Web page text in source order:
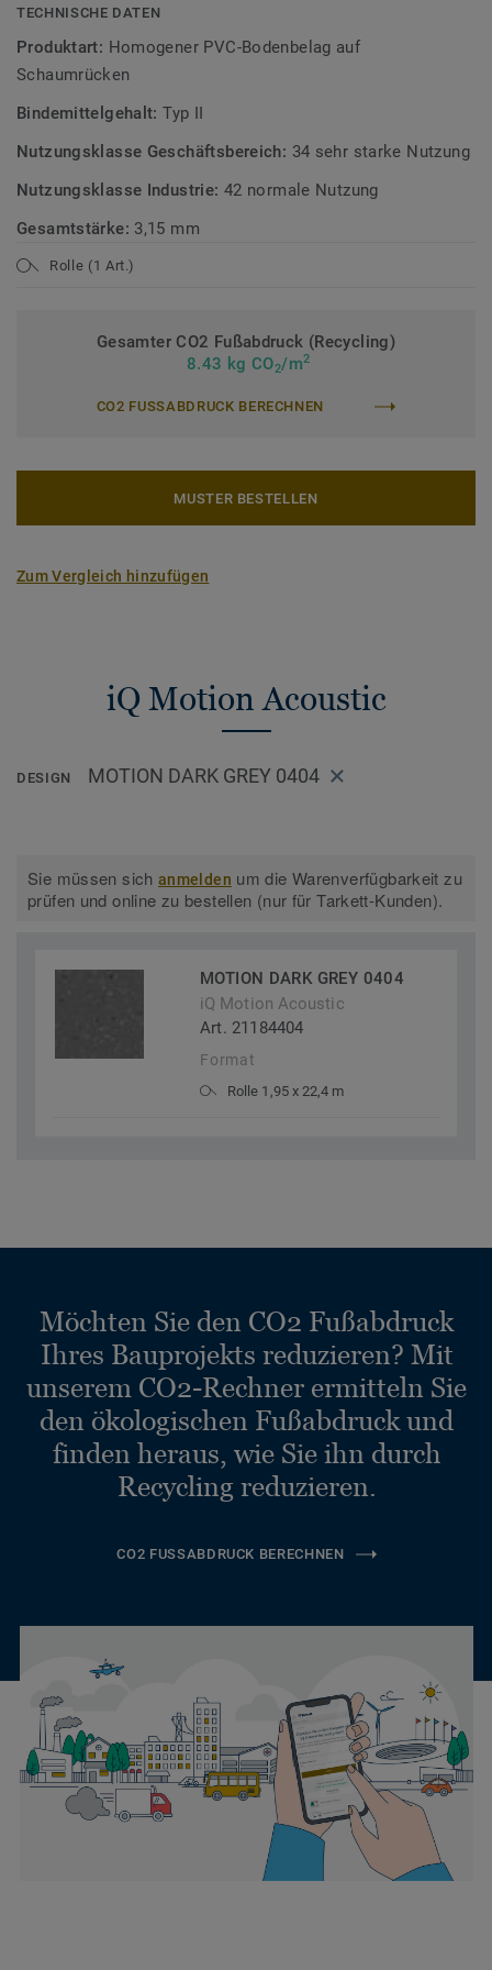
iQ Motion Acoustic ist auch als Kompaktvariante iQ
Motion ohne integrierte Trittschalldämmung verfügbar.
Diese Kollektion ist Teil unserer
TECHNISCHE DATEN
Produktart: Homogener PVC-Bodenbelag auf
Schaumrücken
Bindemittelgehalt:Typ II
Nutzungsklasse Geschäftsbereich: 34 sehr starke Nutzung
Nutzungsklasse Industrie: 42 normale Nutzung
Gesamtstärke: 3,15 mm
Rolle (1 Art.)
Gesamter CO2 Fußabdruck (Recycling)
8.43 kg CO2/m2
CO2 FUSSABDRUCK BERECHNEN
MUSTER BESTELLEN
Zum Vergleich hinzufügen
iQ Motion Acoustic
DESIGN MOTION DARK GREY 0404
Sie müssen sichanmelden um die Warenverfügbarkeit zu
prüfen und online zu bestellen (nur für Tarkett-Kunden).
MOTION DARK GREY 0404
iQ Motion Acoustic
Art. 21184404
Format
Rolle 1,95 x 22,4 m
Möchten Sie den CO2 Fußabdruck
Ihres Bauprojekts reduzieren? Mit
unserem CO2-Rechner ermitteln Sie
den ökologischen Fußabdruck und
finden heraus, wie Sie ihn durch
Recycling reduzieren.
CO2 FUSSABDRUCK BERECHNEN